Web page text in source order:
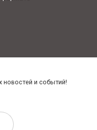
новостей и событий!